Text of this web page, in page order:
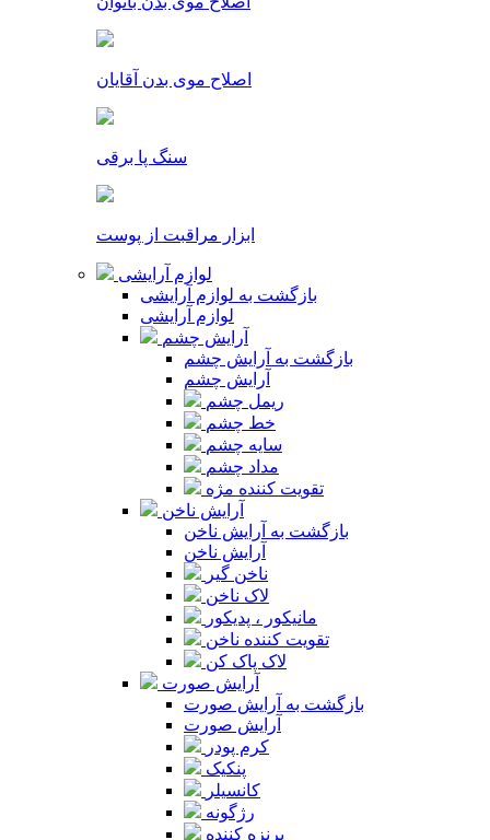
اصلاح موی بدن آقایان
سنگ پا برقی
ابزار مراقبت از پوست
لوازم آرایشی
بازگشت به لوازم آرایشی
لوازم آرایشی
آرایش چشم
بازگشت به آرایش چشم
آرایش چشم
ریمل چشم
خط چشم
سایه چشم
مداد چشم
تقویت کننده مژه
آرایش ناخن
بازگشت به آرایش ناخن
آرایش ناخن
ناخن گیر
لاک ناخن
مانیکور ، پدیکور
تقویت کننده ناخن
لاک پاک کن
آرایش صورت
بازگشت به آرایش صورت
آرایش صورت
کرم پودر
پنکیک
کانسیلر
رژگونه
برنزه کننده